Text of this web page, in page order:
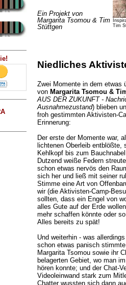
Ein Projekt von
Margarita Tsomou & Tim
Stüttgen
Tim
Niedliches
Zwei Momente in dem etwas
von Margarita Tsomou &
AUS DER ZUKUNFT -
Ausnahmezustand) blieben
froh gestimmten Aktivisten-
Erinnerung:
Der erste der Momente war,
lichtenen Oberleib entblößte,
Kehlkopf bis zum
Dutzend weiße Federn
schon etwas nervös den
sich her und ließ mit seiner
Stimme eine Art von
wir (die Aktivisten-Camp-
sollten, dass ein Engel von
alles Gute auf der Erde
mehr schaffen könnte oder
Alles bereits zu spät!
Und weiterhin - was
schon etwas panisch
Margarita Tsomou sowie ihr
belagerten Gebiet, wo man
hören konnte; und der Chat-
Videoleinwand stark zum
Chatter wussten sich dann